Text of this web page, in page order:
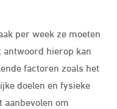
per week ze moeten
hierop kan
factoren zoals het
doelen en fysieke
aanbevolen om